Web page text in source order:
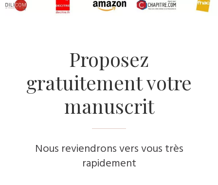
​Proposez
gratuitement votre
manuscrit
Nous reviendrons vers vous très
rapidement